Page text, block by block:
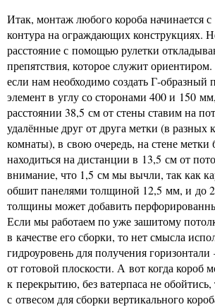
Итак, монтаж любого короба начинается с
контура на ограждающих конструкциях.
расстояние с помощью рулетки
препятствия, которое служит
если нам необходимо создать Г-образный
элемент в углу со сторонами 400 и 150
расстоянии 38,5 см от стены ставим на
удалённые друг от друга метки (в разных
комнаты), в свою очередь, на стене метки
находиться на дистанции в 13,5 см от
внимание, что 1,5 см мы вычли, так как
обшит панелями толщиной 12,5 мм, и до
толщины может добавить
Если мы работаем по уже зашитому
в качестве его сборки, то нет смысла
гидроуровень для получения
от готовой плоскости. А вот когда короб
к перекрытию, без ватерпаса не
с отвесом для сборки вертикального